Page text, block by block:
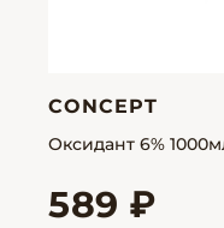
CONCEPT
Оксидант 6%
589 ₽